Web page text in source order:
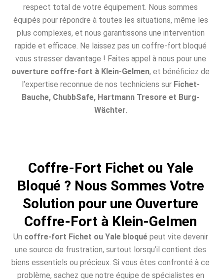
respect total de votre équipement. Nous sommes
équipés pour répondre à toutes les situations, même les
plus complexes, et nous garantissons une intervention
rapide et efficace. Ne laissez pas un coffre-fort bloqué
vous stresser davantage ! Faites appel à nous pour une
ouverture coffre-fort à Klein-Gelmen, et bénéficiez de
l’expertise reconnue de nos techniciens sur Fichet-
Bauche, ChubbSafe, Hartmann Tresore et Burg-
Wächter.
Coffre-Fort Fichet ou Yale
Bloqué ? Nous Sommes Votre
Solution pour une Ouverture
Coffre-Fort à Klein-Gelmen
Un coffre-fort Fichet ou Yale bloquépeut vite devenir
une source de frustration, surtout lorsqu’il contient des
biens essentiels ou précieux. Si vous êtes confronté à ce
problème, sachez que notre équipe de spécialistes en